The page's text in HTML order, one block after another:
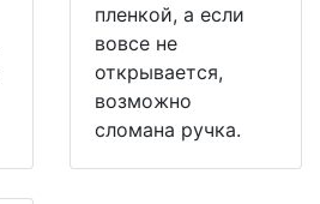
пленкой, а если
вовсе не
открывается,
возможно
сломана ручка.